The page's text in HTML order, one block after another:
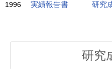
1996 実績報告書 研究
研究